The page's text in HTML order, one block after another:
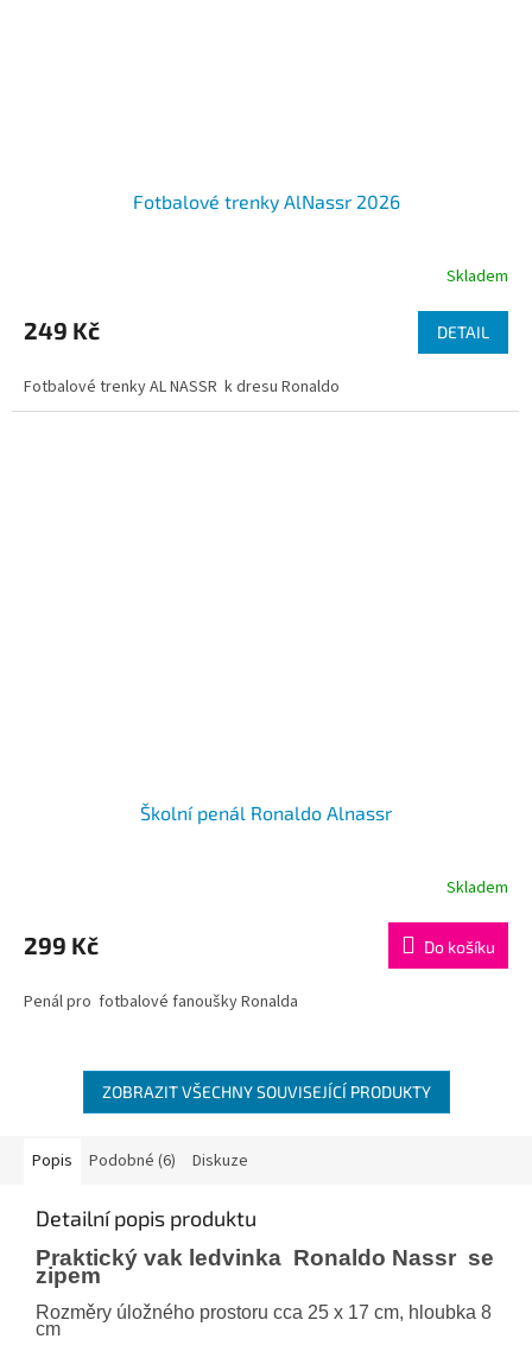
Fotbalové trenky AlNassr 2026
Skladem
249 Kč DETAIL
Fotbalové trenky AL NASSR k dresu Ronaldo
Školní penál Ronaldo Alnassr
Skladem
299 Kč Do košíku
Penál pro fotbalové fanoušky Ronalda
ZOBRAZIT VŠECHNY SOUVISEJÍCÍ PRODUKTY
Popis Podobné (6) Diskuze
Detailní popis produktu
Praktický vak ledvinka Ronaldo Nassr se
zipem
Rozměry úložného prostoru cca 25 x 17 cm, hloubka 8
cm